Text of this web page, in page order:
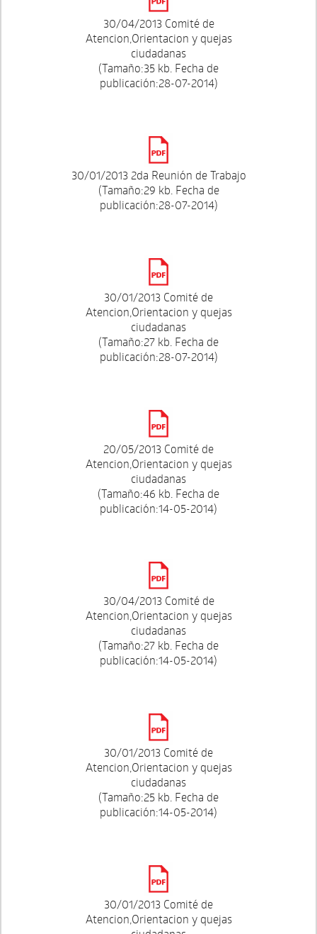
30/04/2013 Comité de
Atencion,Orientacion y quejas
ciudadanas
(Tamaño:35 kb. Fecha de
publicación:28-07-2014)
30/01/2013 2da Reunión de Trabajo
(Tamaño:29 kb. Fecha de
publicación:28-07-2014)
30/01/2013 Comité de
Atencion,Orientacion y quejas
ciudadanas
(Tamaño:27 kb. Fecha de
publicación:28-07-2014)
20/05/2013 Comité de
Atencion,Orientacion y quejas
ciudadanas
(Tamaño:46 kb. Fecha de
publicación:14-05-2014)
30/04/2013 Comité de
Atencion,Orientacion y quejas
ciudadanas
(Tamaño:27 kb. Fecha de
publicación:14-05-2014)
30/01/2013 Comité de
Atencion,Orientacion y quejas
ciudadanas
(Tamaño:25 kb. Fecha de
publicación:14-05-2014)
30/01/2013 Comité de
Atencion,Orientacion y quejas